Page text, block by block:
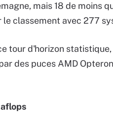
mais 18 de moins
le classement avec 277
tour d'horizon
des puces AMD